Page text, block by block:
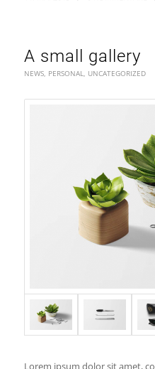
A small gallery
NEWS, PERSONAL UNCATEGORIZED
Lorem ipsum dolor sit amet,